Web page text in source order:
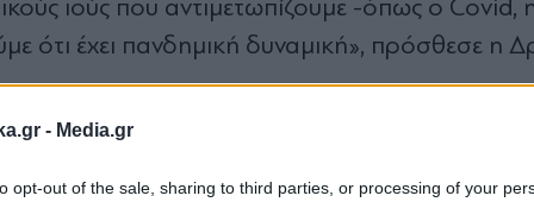
- Media.gr
opt-out of the sale, sharing to third parties, or processing of your
ιούς που αντιμετωπίζουμε -όπως ο Covid,
ότι έχει πανδημική δυναμική», πρόσθεσε η
πλοίο, δύο βρίσκονται σε
σε απομόνωση στο νησί Βανκούβερ,